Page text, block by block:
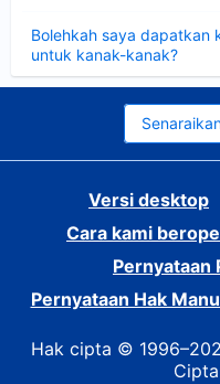
Bolehkah saya dapatkan
untuk kanak-kanak?
Versi desktop
Cara kami
Pernyataan
Pernyataan Hak
Hak cipta ©